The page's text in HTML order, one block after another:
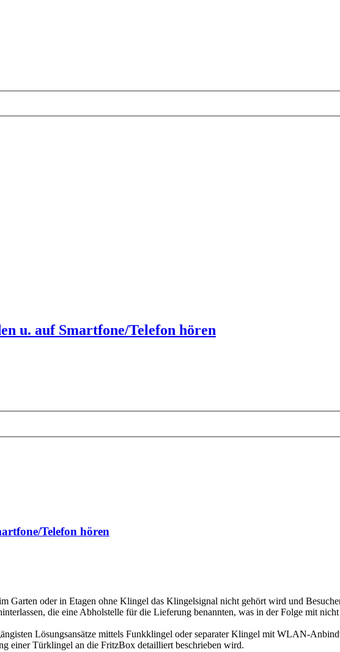
u. auf Smartfone/Telefon hören
Telefon hören
Garten oder in Etagen ohne Klingel das Klingelsignal nicht gehört wird und
die eine Abholstelle für die Lieferung benannten, was in der Folge mit
Lösungsansätze mittels Funkklingel oder separater Klingel mit WLAN-
einer Türklingel an die FritzBox detailliert beschrieben wird.